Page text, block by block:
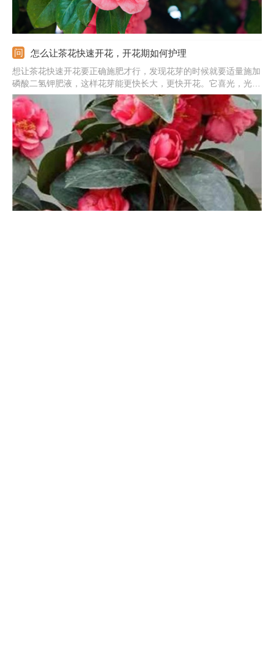
怎么让茶花快速开花，开花期如何护理
想让茶花快速开花要正确施肥才行，发现花芽的时候就要适量施加
磷酸二氢钾肥液，这样花芽能更快长大，更快开花。它喜光，光照
足可促花，因此要放在光线处，多晒晒太阳。平时的温度要注意，
温度越高开花越晚，因此夏季一定要多通风，多让植株透气。另
外，还要疏剪花芽，一个花枝留一个花芽就行。